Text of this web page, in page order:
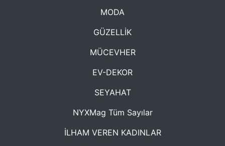
MODA
GÜZELLİK
MÜCEVHER
EV-DEKOR
SEYAHAT
NYXMag Tüm Sayılar
İLHAM VEREN KADINLAR